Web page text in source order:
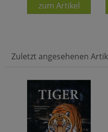
zum Artikel
Zuletzt angesehenen